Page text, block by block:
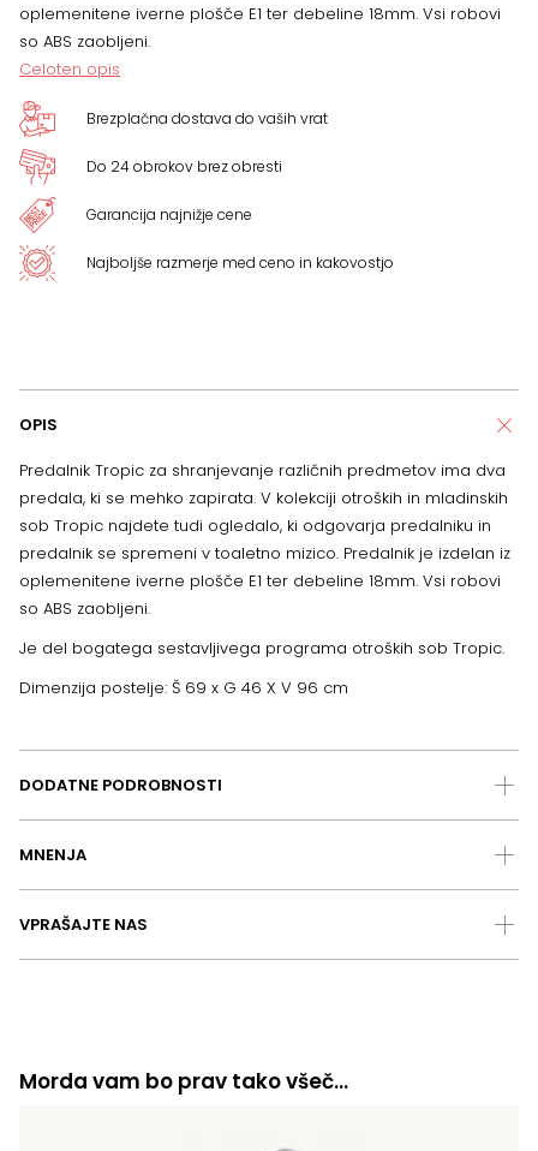
oplemenitene iverne plošče E1 ter debeline 18mm. Vsi robovi
so ABS zaobljeni.
Celoten opis
Brezplačna dostava do vaših vrat
Do 24 obrokov brez obresti
Garancija najnižje cene
Najboljše razmerje med ceno in kakovostjo
OPIS
Predalnik Tropic za shranjevanje različnih predmetov ima dva
predala, ki se mehko zapirata. V kolekciji otroških in mladinskih
sob Tropic najdete tudi ogledalo, ki odgovarja predalniku in
predalnik se spremeni v toaletno mizico. Predalnik je izdelan iz
oplemenitene iverne plošče E1 ter debeline 18mm. Vsi robovi
so ABS zaobljeni.
Je del bogatega sestavljivega programa otroških sob Tropic.
Dimenzija postelje: Š 69 x G 46 X V 96 cm
DODATNE PODROBNOSTI
MNENJA
VPRAŠAJTE NAS
Morda vam bo prav tako všeč…